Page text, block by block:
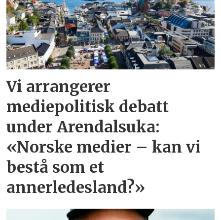
Vi arrangerer
mediepolitisk debatt
under Arendalsuka:
«Norske medier – kan vi
bestå som et
annerledesland?»